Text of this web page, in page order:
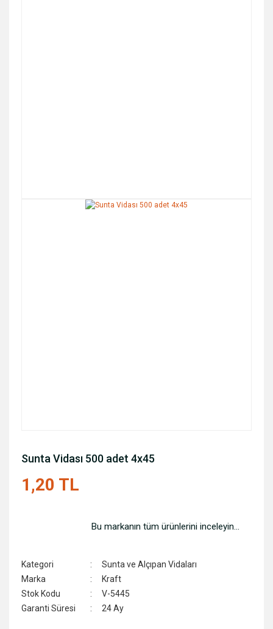
Sunta Vidası 500 adet 4x45
1,20 TL
Bu markanın tüm ürünlerini inceleyin...
Kategori
Sunta ve Alçıpan Vidaları
Marka
Kraft
Stok Kodu
V-5445
Garanti Süresi
24 Ay